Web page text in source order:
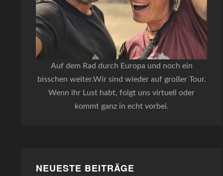
Auf dem Rad durch Europa und noch ein
bisschen weiter.Wir sind wieder auf großer Tour.
Wenn ihr Lust habt, folgt uns virtuell oder
kommt ganz in echt vorbei.
NEUESTE BEITRÄGE